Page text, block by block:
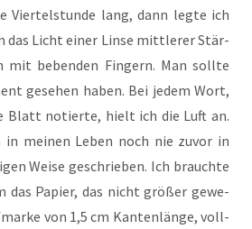
Vier­tel­stun­de lang, dann leg­te ich
das Licht einer Lin­se mitt­le­rer Stär­
mit beben­den Fin­gern. Man soll­te
gese­hen haben. Bei jedem Wort,
Blatt notier­te, hielt ich die Luft an.
in mei­nen Leben noch nie zuvor in
Wei­se geschrie­ben. Ich brauch­te
das Papier, das nicht grö­ßer gewe­
von 1,5 cm Kan­ten­län­ge, voll­